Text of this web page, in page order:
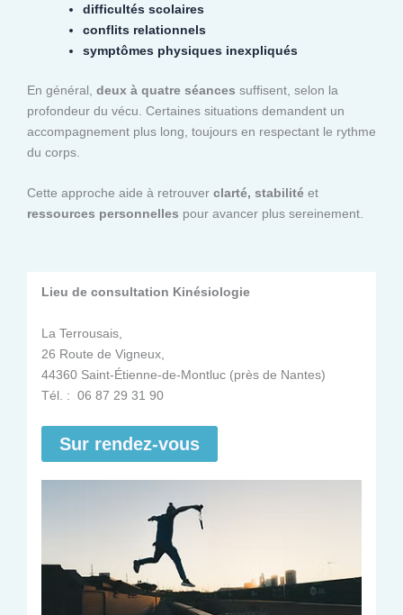
difficultés scolaires
conflits relationnels
symptômes physiques inexpliqués
En général, deux à quatre séances suffisent, selon la
profondeur du vécu. Certaines situations demandent un
accompagnement plus long, toujours en respectant le rythme
du corps.
Cette approche aide à retrouver clarté, stabilité et
ressources personnelles pour avancer plus sereinement.
Lieu de consultation Kinésiologie
La Terrousais,
26 Route de Vigneux,
44360 Saint-Étienne-de-Montluc (près de Nantes)
Tél. : 06 87 29 31 90
Sur rendez-vous